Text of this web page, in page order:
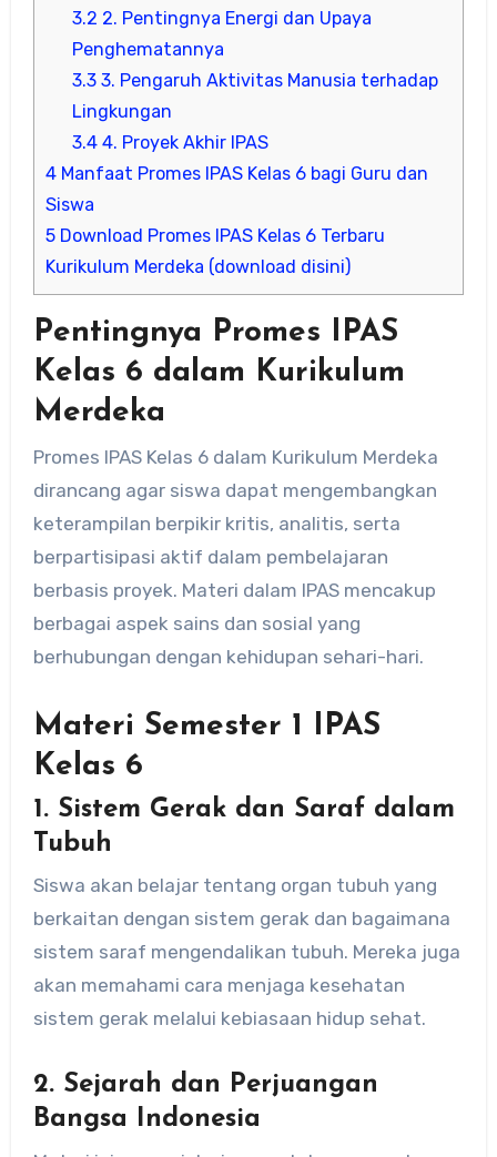
3.2 2. Pentingnya Energi dan Upaya
Penghematannya
3.33. Pengaruh Aktivitas Manusia terhadap
Lingkungan
3.44. Proyek Akhir IPAS
4Manfaat Promes IPAS Kelas 6 bagi Guru dan
Siswa
5Download Promes IPAS Kelas 6 Terbaru
Kurikulum Merdeka (download disini)
Pentingnya Promes IPAS
Kelas 6 dalam Kurikulum
Merdeka
Promes IPAS Kelas 6 dalam Kurikulum Merdeka
dirancang agar siswa dapat mengembangkan
keterampilan berpikir kritis, analitis, serta
berpartisipasi aktif dalam pembelajaran
berbasis proyek. Materi dalam IPAS mencakup
berbagai aspek sains dan sosial yang
berhubungan dengan kehidupan sehari-hari.
Materi Semester 1 IPAS
Kelas 6
1. Sistem Gerak dan Saraf dalam
Tubuh
Siswa akan belajar tentang organ tubuh yang
berkaitan dengan sistem gerak dan bagaimana
sistem saraf mengendalikan tubuh. Mereka juga
akan memahami cara menjaga kesehatan
sistem gerak melalui kebiasaan hidup sehat.
2. Sejarah dan Perjuangan
Bangsa Indonesia